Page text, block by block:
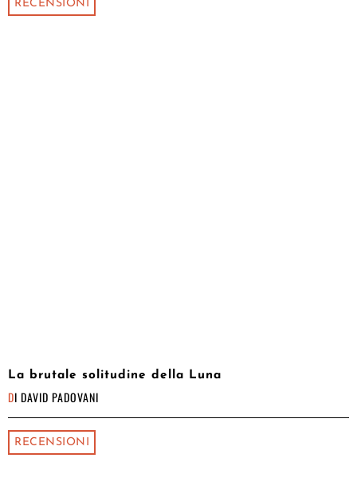
RECENSIONI
La brutale solitudine della Luna
DI DAVID PADOVANI
RECENSIONI